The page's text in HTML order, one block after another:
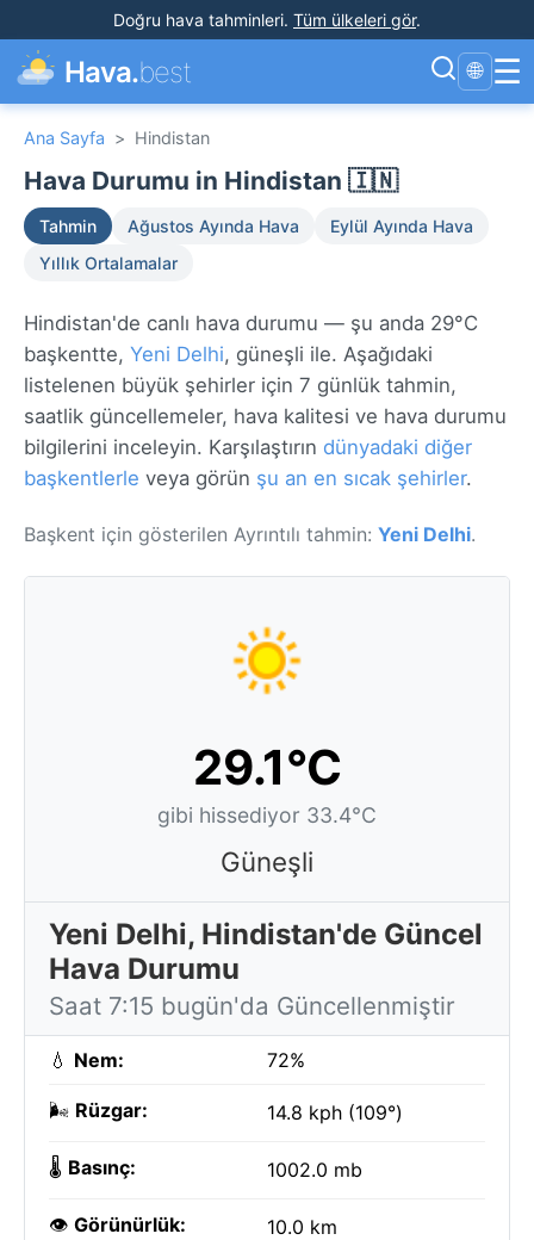
Doğru hava tahminleri. Tüm ülkeleri gör.
Hava.best 🌐 ☰
Ana Sayfa > Hindistan
Hava Durumu in Hindistan 🇮🇳
Tahmin Ağustos Ayında Hava
Eylül Ayında Hava
Yıllık Ortalamalar
Hindistan'de canlı hava durumu — şu anda 29°C
başkentte, Yeni Delhi, güneşli ile. Aşağıdaki
listelenen büyük şehirler için 7 günlük tahmin,
saatlik güncellemeler, hava kalitesi ve hava durumu
bilgilerini inceleyin. Karşılaştırın dünyadaki diğer
başkentlerle veya görün şu an en sıcak şehirler.
Başkent için gösterilen Ayrıntılı tahmin: Yeni Delhi.
29.1°C
gibi hissediyor 33.4°C
Güneşli
Yeni Delhi, Hindistan'de Güncel
Hava Durumu
Saat 7:15 bugün'da Güncellenmiştir
💧 Nem: 72%
🌬️ Rüzgar: 14.8 kph (109°)
🌡️ Basınç: 1002.0 mb
👁️ Görünürlük: 10.0 km